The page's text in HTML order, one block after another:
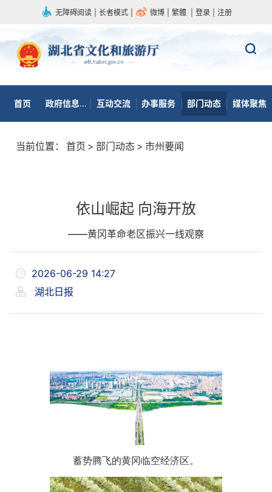
无障碍阅读 长者模式 微博 繁體 登录 注册
首页 政府信息公开 互动交流 办事服务 部门动态 媒体聚焦
当前位置： 首页 > 部门动态 > 市州要闻
依山崛起 向海开放
——黄冈革命老区振兴一线观察
2026-06-29 14:27
湖北日报
蓄势腾飞的黄冈临空经济区。